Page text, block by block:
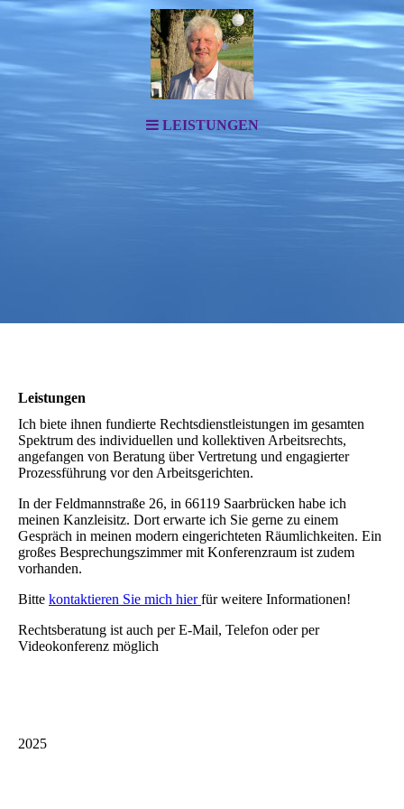
LEISTUNGEN
Leistungen
Ich biete ihnen fundierte Rechtsdienstleistungen im gesamten
Spektrum des individuellen und kollektiven Arbeitsrechts,
angefangen von Beratung über Vertretung und engagierter
Prozessführung vor den Arbeitsgerichten.
In der Feldmannstraße 26, in 66119 Saarbrücken habe ich
meinen Kanzleisitz. Dort erwarte ich Sie gerne zu einem
Gespräch in meinen modern eingerichteten Räumlichkeiten. Ein
großes Besprechungszimmer mit Konferenzraum ist zudem
vorhanden.
Bitte kontaktieren Sie mich hierfür weitere Informationen!
Rechtsberatung ist auch per E-Mail, Telefon oder per
Videokonferenz möglich
2025